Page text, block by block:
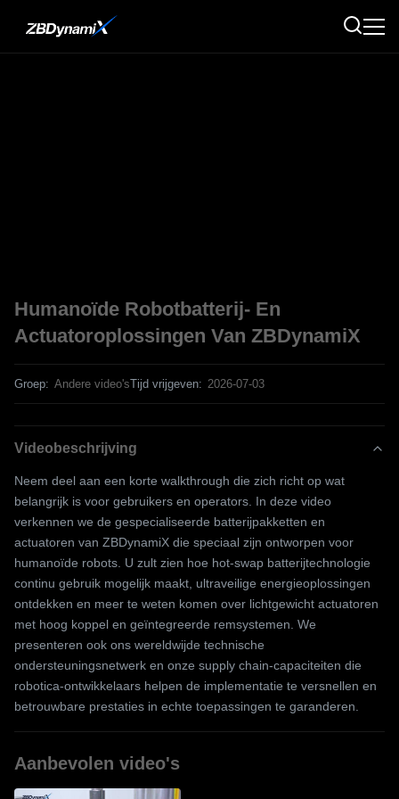
Humanoïde Robotbatterij- En
Actuatoroplossingen Van ZBDynamiX
Groep: Andere video'sTijd vrijgeven: 2026-07-03
Videobeschrijving
Neem deel aan een korte walkthrough die zich richt op wat
belangrijk is voor gebruikers en operators. In deze video
verkennen we de gespecialiseerde batterijpakketten en
actuatoren van ZBDynamiX die speciaal zijn ontworpen voor
humanoïde robots. U zult zien hoe hot-swap batterijtechnologie
continu gebruik mogelijk maakt, ultraveilige energieoplossingen
ontdekken en meer te weten komen over lichtgewicht actuatoren
met hoog koppel en geïntegreerde remsystemen. We
presenteren ook ons ​​wereldwijde technische
ondersteuningsnetwerk en onze supply chain-capaciteiten die
robotica-ontwikkelaars helpen de implementatie te versnellen en
betrouwbare prestaties in echte toepassingen te garanderen.
Aanbevolen video's